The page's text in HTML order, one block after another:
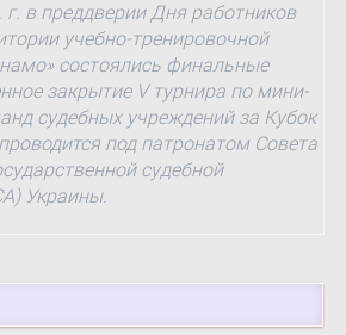
г. в преддверии Дня работников
учебно-тренировочной
состоялись финальные
закрытие V турнира по мини-
судебных учреждений за Кубок
под патронатом Совета
судебной
Украины.